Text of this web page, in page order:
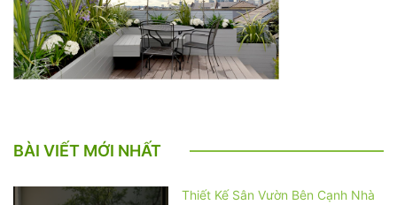
BÀI VIẾT MỚI NHẤT
Thiết Kế Sân Vườn Bên Cạnh Nhà